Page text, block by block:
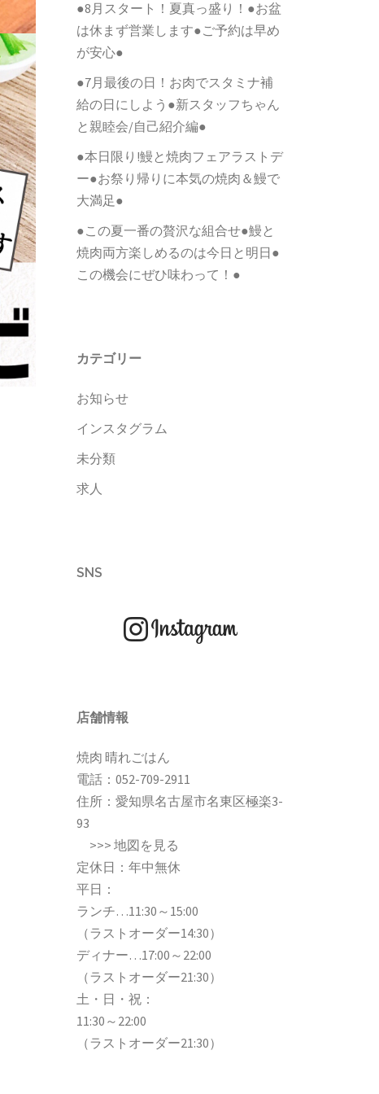
●8月スタート！夏真っ盛り！●お盆
は休まず営業します●ご予約は早め
が安心●
●7月最後の日！お肉でスタミナ補
給の日にしよう●新スタッフちゃん
と親睦会/自己紹介編●
●本日限り!鰻と焼肉フェアラストデ
ー●お祭り帰りに本気の焼肉＆鰻で
大満足●
●この夏一番の贅沢な組合せ●鰻と
焼肉両方楽しめるのは今日と明日●
この機会にぜひ味わって！●
カテゴリー
お知らせ
インスタグラム
未分類
求人
SNS
店舗情報
焼肉 晴れごはん
電話： 052-709-2911
住所：愛知県名古屋市名東区極楽3-
93
>>> 地図を見る
定休日：年中無休
平日：
ランチ…11:30～15:00
（ラストオーダー14:30）
ディナー…17:00～22:00
（ラストオーダー21:30）
土・日・祝：
11:30～22:00
（ラストオーダー21:30）